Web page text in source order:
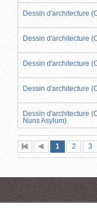
Dessin d'architecture
Dessin d'architecture
Dessin d'architecture
Dessin d'architecture
Dessin d'architecture
Nuns Asylum)
Première
page
Page
précédente
Page
1 (page
actuelle)
Page
2 3